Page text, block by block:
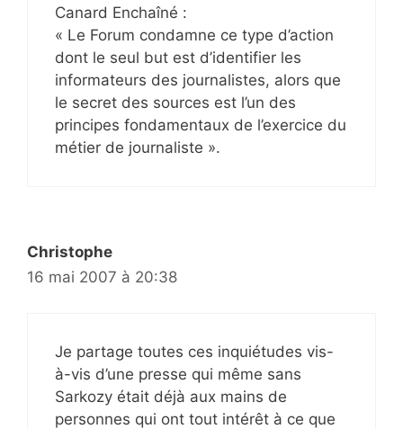
Canard Enchaîné :
« Le Forum condamne ce type d’action
dont le seul but est d’identifier les
informateurs des journalistes, alors que
le secret des sources est l’un des
principes fondamentaux de l’exercice du
métier de journaliste ».
Christophe
16 mai 2007 à 20:38
Je partage toutes ces inquiétudes vis-
à-vis d’une presse qui même sans
Sarkozy était déjà aux mains de
personnes qui ont tout intérêt à ce que